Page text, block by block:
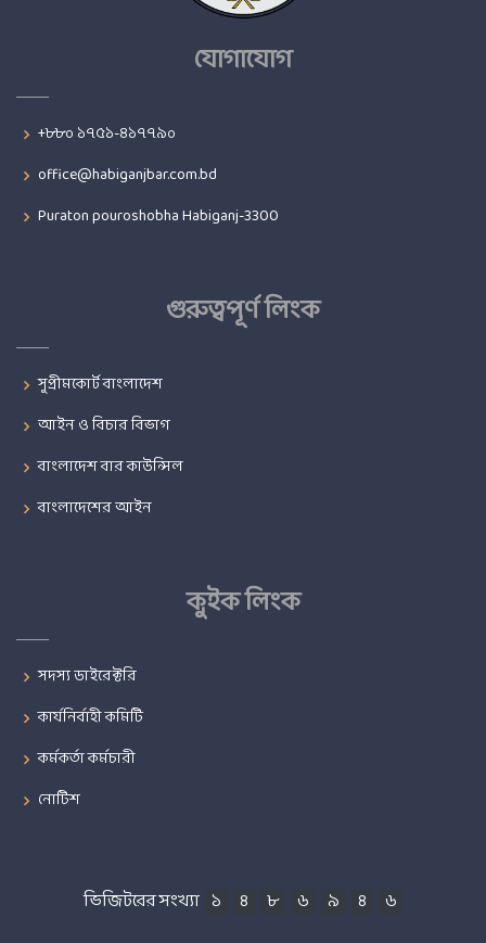
যোগাযোগ
+৮৮০ ১৭৫১-৪১৭৭৯০
office@habiganjbar.com.bd
Puraton pouroshobha Habiganj-3300
গুরুত্বপূর্ণ লিংক
সুপ্রীমকোর্ট বাংলাদেশ
আইন ও বিচার বিভাগ
বাংলাদেশ বার কাউন্সিল
বাংলাদেশের আইন
কুইক লিংক
সদস্য ডাইরেক্টরি
কার্যনির্বাহী কমিটি
কর্মকর্তা কর্মচারী
নোটিশ
ভিজিটরের সংখ্যা ১ ৪ ৮ ৬ ৯ ৪ ৬